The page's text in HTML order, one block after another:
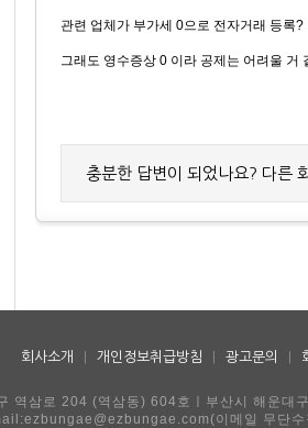
관련 업체가 부가세 0으로 전자거래 등록
그래도 영수증상 0 이라 공제는 어려울 거
충분한 답변이 되었나요? 다른
회사소개 개인정보취급방침 광고문의
역삼로 204 (역삼동) 604호ㅣ부산시 해운
이메일 무단수